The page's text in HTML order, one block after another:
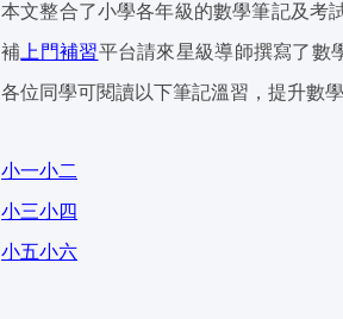
本文整合了小學各年級的數學筆記及考
補 上門補習平台請來星級導師撰寫了數
各位同學可閱讀以下筆記溫習，提升數學
小一小二
小三小四
小五小六